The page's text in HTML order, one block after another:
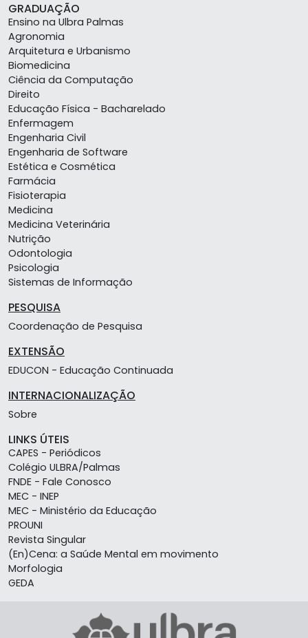
GRADUAÇÃO
Ensino na Ulbra Palmas
Agronomia
Arquitetura e Urbanismo
Biomedicina
Ciência da Computação
Direito
Educação Física - Bacharelado
Enfermagem
Engenharia Civil
Engenharia de Software
Estética e Cosmética
Farmácia
Fisioterapia
Medicina
Medicina Veterinária
Nutrição
Odontologia
Psicologia
Sistemas de Informação
PESQUISA
Coordenação de Pesquisa
EXTENSÃO
EDUCON - Educação Continuada
INTERNACIONALIZAÇÃO
Sobre
LINKS ÚTEIS
CAPES - Periódicos
Colégio ULBRA/Palmas
FNDE - Fale Conosco
MEC - INEP
MEC - Ministério da Educação
PROUNI
Revista Singular
(En)Cena: a Saúde Mental em movimento
Morfologia
GEDA